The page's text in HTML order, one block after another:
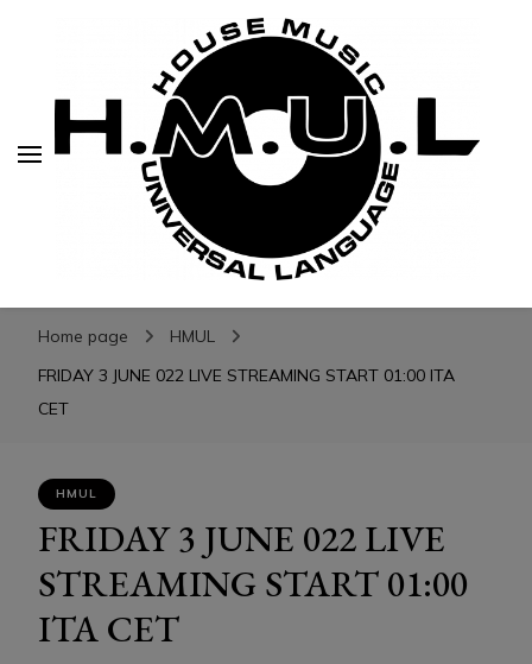
H.M.U.L.
H.M.U.L.
www.housemusicuniversallanguage.com
Home page
HMUL
FRIDAY 3 JUNE 022 LIVE STREAMING START 01:00 ITA
CET
HMUL
FRIDAY 3 JUNE 022 LIVE
STREAMING START 01:00
ITA CET